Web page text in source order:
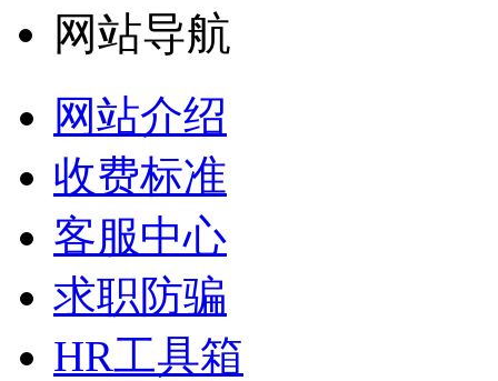
网站导航
网站介绍
收费标准
客服中心
求职防骗
HR工具箱